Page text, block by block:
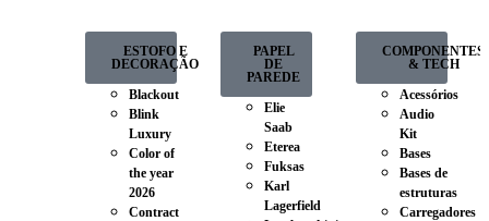
ESTOFO E
DECORAÇÃO
Blackout
Blink
Luxury
Color of
the year
2026
Contract
PAPEL
DE
PAREDE
Elie
Saab
Eterea
Fuksas
Karl
Lagerfield
COMPONENTES
& TECH
Acessórios
Audio
Kit
Bases
Bases de
estruturas
Carregadores